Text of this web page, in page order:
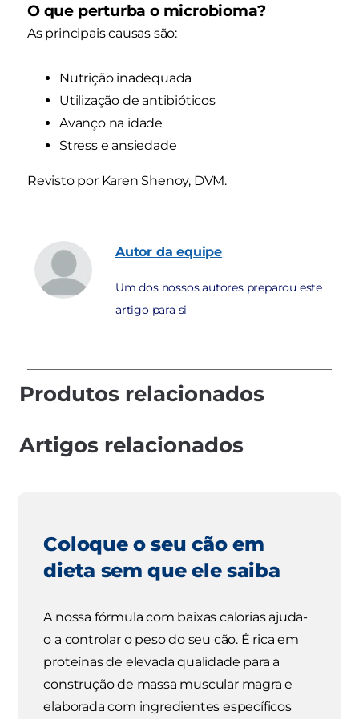
O que perturba o microbioma?
As principais causas são:
Nutrição inadequada
Utilização de antibióticos
Avanço na idade
Stress e ansiedade
Revisto por Karen Shenoy, DVM.
Autor da equipe
Um dos nossos autores preparou este
artigo para si
Produtos relacionados
Artigos relacionados
Coloque o seu cão em
dieta sem que ele saiba
A nossa fórmula com baixas calorias ajuda-
o a controlar o peso do seu cão. É rica em
proteínas de elevada qualidade para a
construção de massa muscular magra e
elaborada com ingredientes específicos